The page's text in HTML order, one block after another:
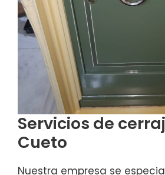
Servicios de
Cueto
Nuestra empresa se